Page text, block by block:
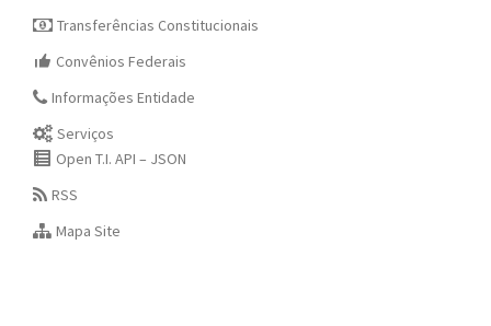
Transferências Constitucionais
Convênios Federais
Informações Entidade
Serviços
Open T.I. API – JSON
RSS
Mapa Site